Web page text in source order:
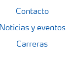
Contacto
Noticias y eventos
Carreras